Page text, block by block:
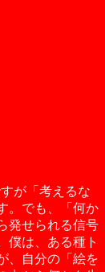
が「考えるな
。でも、「何か
発せられる信号
僕は、ある種ト
、自分の「絵を